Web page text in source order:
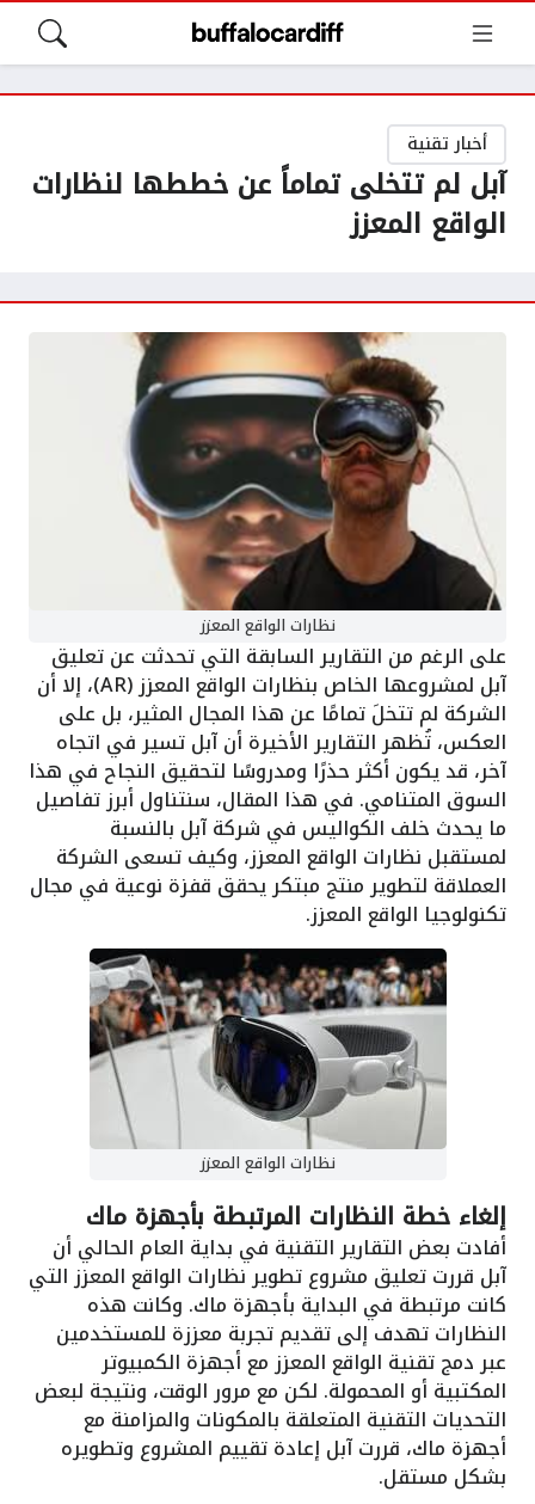
أخبار تقنية
آبل لم تتخلى تماماً عن خططها لنظارات
الواقع المعزز
نظارات الواقع المعزز
على الرغم من التقارير السابقة التي تحدثت عن تعليق
آبل لمشروعها الخاص بنظارات الواقع المعزز (AR)، إلا أن
الشركة لم تتخلَ تمامًا عن هذا المجال المثير، بل على
العكس، تُظهر التقارير الأخيرة أن آبل تسير في اتجاه
آخر، قد يكون أكثر حذرًا ومدروسًا لتحقيق النجاح في هذا
السوق المتنامي. في هذا المقال، سنتناول أبرز تفاصيل
ما يحدث خلف الكواليس في شركة آبل بالنسبة
لمستقبل نظارات الواقع المعزز، وكيف تسعى الشركة
العملاقة لتطوير منتج مبتكر يحقق قفزة نوعية في مجال
تكنولوجيا الواقع المعزز.
نظارات الواقع المعزز
إلغاء خطة النظارات المرتبطة بأجهزة ماك
أفادت بعض التقارير التقنية في بداية العام الحالي أن
آبل قررت تعليق مشروع تطوير نظارات الواقع المعزز التي
كانت مرتبطة في البداية بأجهزة ماك. وكانت هذه
النظارات تهدف إلى تقديم تجربة معززة للمستخدمين
عبر دمج تقنية الواقع المعزز مع أجهزة الكمبيوتر
المكتبية أو المحمولة. لكن مع مرور الوقت، ونتيجة لبعض
التحديات التقنية المتعلقة بالمكونات والمزامنة مع
أجهزة ماك، قررت آبل إعادة تقييم المشروع وتطويره
بشكل مستقل.